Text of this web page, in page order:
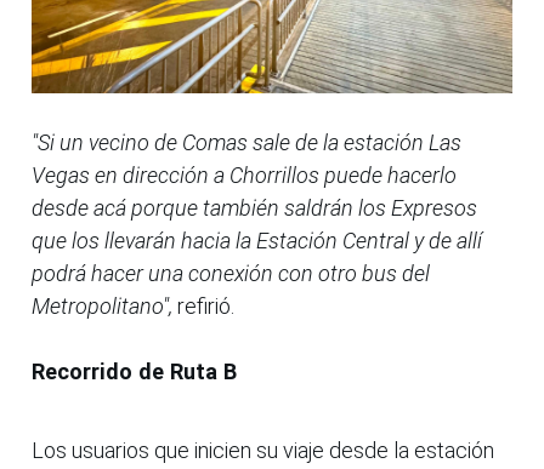
"Si un vecino de Comas sale de la estación Las
Vegas en dirección a Chorrillos puede hacerlo
desde acá porque también saldrán los Expresos
que los llevarán hacia la Estación Central y de allí
podrá hacer una conexión con otro bus del
Metropolitano", refirió.
Recorrido de Ruta B
Los usuarios que inicien su viaje desde la estación